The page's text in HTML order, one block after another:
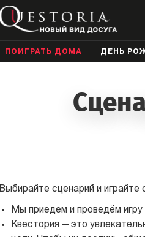
ПОИГРАТЬ ДОМА ДЕНЬ
Выбирайте сценарий и играйте
Мы приедем и проведём игру
Квестория — это